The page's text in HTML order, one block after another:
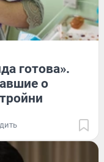
готова».
о